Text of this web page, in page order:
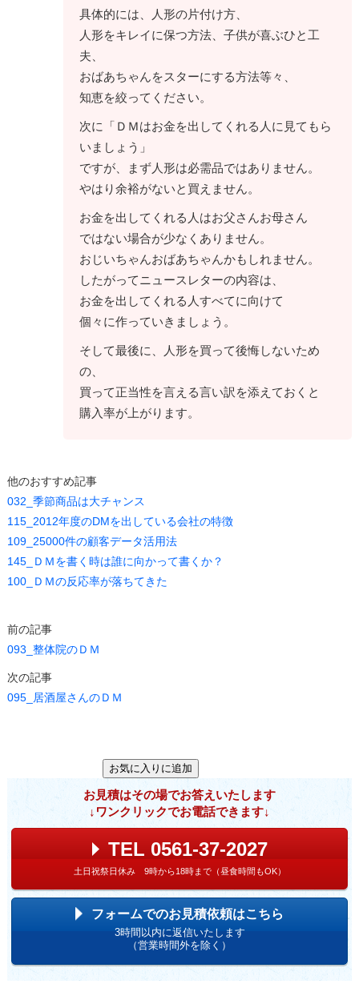
具体的には、人形の片付け方、
人形をキレイに保つ方法、子供が喜ぶひと工
夫、
おばあちゃんをスターにする方法等々、
知恵を絞ってください。
次に「ＤＭはお金を出してくれる人に見てもら
いましょう」
ですが、まず人形は必需品ではありません。
やはり余裕がないと買えません。
お金を出してくれる人はお父さんお母さん
ではない場合が少なくありません。
おじいちゃんおばあちゃんかもしれません。
したがってニュースレターの内容は、
お金を出してくれる人すべてに向けて
個々に作っていきましょう。
そして最後に、人形を買って後悔しないため
の、
買って正当性を言える言い訳を添えておくと
購入率が上がります。
他のおすすめ記事
032_季節商品は大チャンス
115_2012年度のDMを出している会社の特徴
109_25000件の顧客データ活用法
145_ＤＭを書く時は誰に向かって書くか？
100_ＤＭの反応率が落ちてきた
前の記事
093_整体院のＤＭ
次の記事
095_居酒屋さんのＤＭ
お見積はその場でお答えいたします
↓ワンクリックでお電話できます↓
TEL 0561-37-2027
土日祝祭日休み 9時から18時まで（昼食時間もOK）
フォームでのお見積依頼はこちら
3時間以内に返信いたします
（営業時間外を除く）